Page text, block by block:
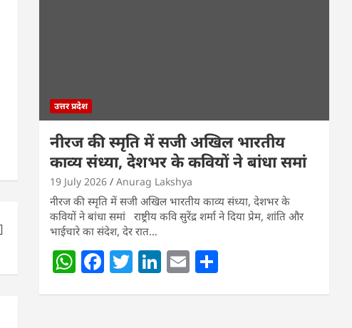
उत्तर प्रदेश
नीरज की स्मृति में सजी अखिल भारतीय
काव्य संध्या, देशभर के कवियों ने बांधा समां
19 July 2026 Anurag Lakshya
नीरज की स्मृति में सजी अखिल भारतीय काव्य संध्या, देशभर के
कवियों ने बांधा समां राष्ट्रीय कवि सुरेंद्र शर्मा ने दिया प्रेम, शांति और
भाईचारे का संदेश, देर रात…
W
h
F
a
T
w
Li
n
E
m